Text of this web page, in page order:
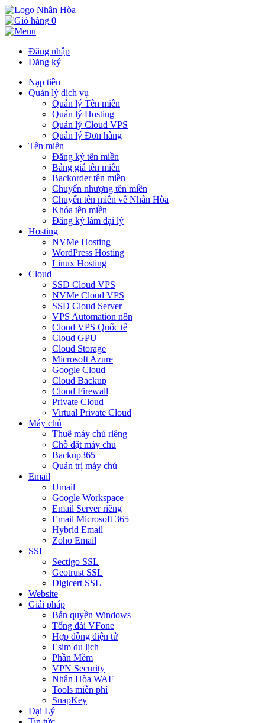
0
Đăng nhập
Đăng ký
Nạp tiền
Quản lý dịch vụ
Quản lý Tên miền
Quản lý Hosting
Quản lý Cloud VPS
Quản lý Đơn hàng
Tên miền
Đăng ký tên miền
Bảng giá tên miền
Backorder tên miền
Chuyển nhượng tên miền
Chuyển tên miền về Nhân Hòa
Khóa tên miền
Đăng ký làm đại lý
Hosting
NVMe Hosting
WordPress Hosting
Linux Hosting
Cloud
SSD Cloud VPS
NVMe Cloud VPS
SSD Cloud Server
VPS Automation n8n
Cloud VPS Quốc tế
Cloud GPU
Cloud Storage
Microsoft Azure
Google Cloud
Cloud Backup
Cloud Firewall
Private Cloud
Virtual Private Cloud
Máy chủ
Thuê máy chủ riêng
Chỗ đặt máy chủ
Backup365
Quản trị máy chủ
Email
Umail
Google Workspace
Email Server riêng
Email Microsoft 365
Hybrid Email
Zoho Email
SSL
Sectigo SSL
Geotrust SSL
Digicert SSL
Website
Giải pháp
Bản quyền Windows
Tổng đài VFone
Hợp đồng điện tử
Esim du lịch
Phần Mềm
VPN Security
Nhân Hòa WAF
Tools miễn phí
SnapKey
Đại Lý